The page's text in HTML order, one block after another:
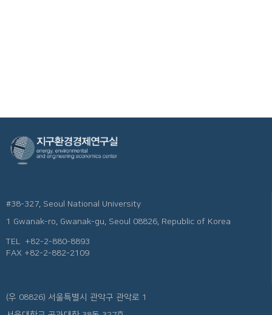
#38-327, Seoul National University
1 Gwanak-ro, Gwanak-gu, Seoul 08826, Republic of Korea
TEL +82-2-880-8893
FAX +82-2-882-2109
(우 08826) 서울특별시 관악구 관악로 1